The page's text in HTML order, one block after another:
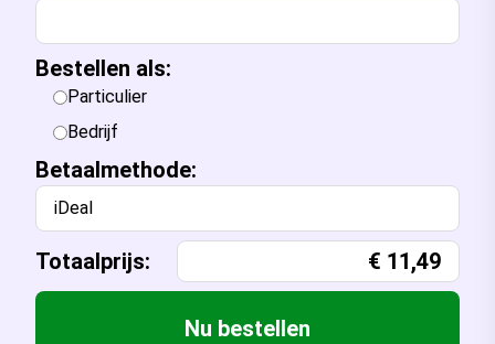
Bestellen als:
Particulier
Bedrijf
Betaalmethode:
iDeal
Totaalprijs: € 11,49
Nu bestellen